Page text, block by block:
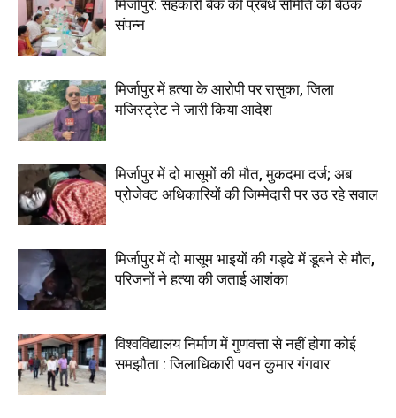
मिर्जापुर: सहकारी बैंक की प्रबंध समिति की बैठक
संपन्न
मिर्जापुर में हत्या के आरोपी पर रासुका, जिला
मजिस्ट्रेट ने जारी किया आदेश
मिर्जापुर में दो मासूमों की मौत, मुकदमा दर्ज; अब
प्रोजेक्ट अधिकारियों की जिम्मेदारी पर उठ रहे सवाल
मिर्जापुर में दो मासूम भाइयों की गड्ढे में डूबने से मौत,
परिजनों ने हत्या की जताई आशंका
विश्वविद्यालय निर्माण में गुणवत्ता से नहीं होगा कोई
समझौता : जिलाधिकारी पवन कुमार गंगवार